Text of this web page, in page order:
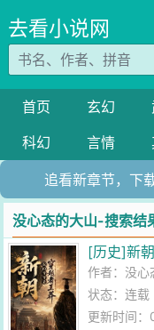
去看小说网
首页 玄幻
科幻
言情
追看新章节，下
没心态的大山-搜索结
[历史]新
作者：没心
状态：连载
更新时间